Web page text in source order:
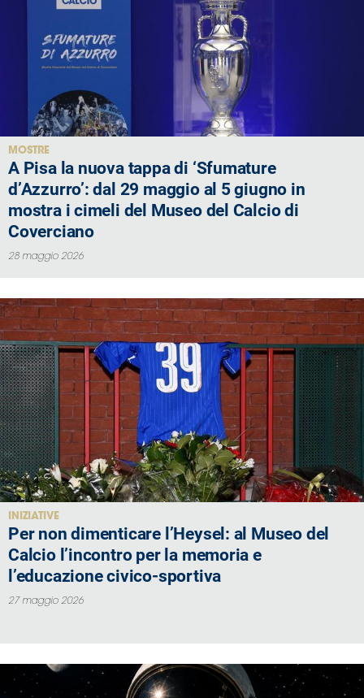
MOSTRE
A Pisa la nuova tappa di ‘Sfumature
d’Azzurro’: dal 29 maggio al 5 giugno in
mostra i cimeli del Museo del Calcio di
Coverciano
28 maggio 2026
INIZIATIVE
Per non dimenticare l’Heysel: al Museo del
Calcio l’incontro per la memoria e
l’educazione civico-sportiva
27 maggio 2026